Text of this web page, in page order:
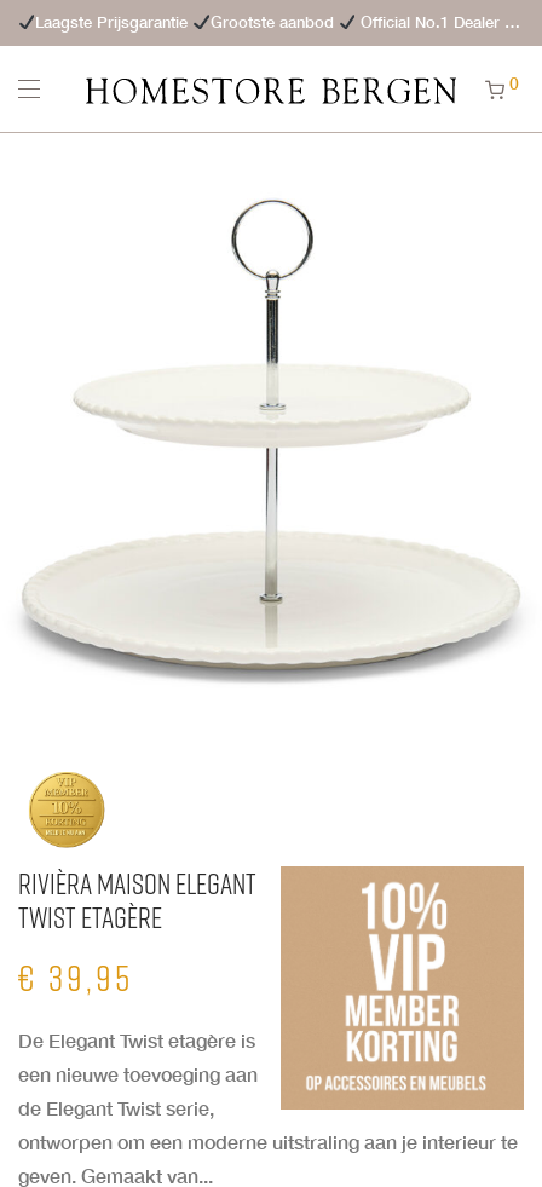
Laagste Prijsgarantie Grootste aanbod Official No.1 Dealer
0
Rivièra Maison Elegant
Twist Etagère
€ 39,95
De Elegant Twist etagère is
een nieuwe toevoeging aan
de Elegant Twist serie,
ontworpen om een moderne uitstraling aan je interieur te
geven. Gemaakt van...